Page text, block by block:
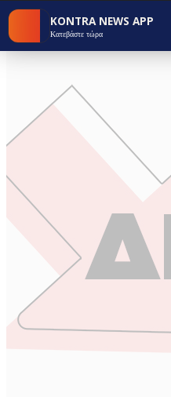
KONTRA NEWS APP
Κατεβάστε τώρα